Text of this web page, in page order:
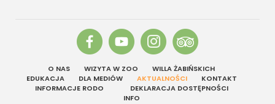
O NAS WIZYTA W ZOO
WILLA ŻABIŃSKICH
EDUKACJA
DLA MEDIÓW AKTUALNOŚCI
KONTAKT
INFORMACJE RODO
DEKLARACJA DOSTĘPNOŚCI
INFO